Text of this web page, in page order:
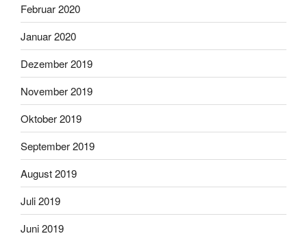
Februar 2020
Januar 2020
Dezember 2019
November 2019
Oktober 2019
September 2019
August 2019
Juli 2019
Juni 2019